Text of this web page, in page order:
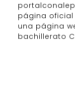
página oficial
una página
bachillerato